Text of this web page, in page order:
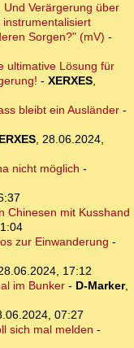
Verärgerung über
Sorgen?" (mV) -
ultimative Lösung für
- XERXES,
bleibt ein Ausländer-
, 28.06.2024,
nicht möglich -
Chinesen mit Kusshand
zur Einwanderung -
17:12
im Bunker- D-Marker,
07:27
sich mal melden -